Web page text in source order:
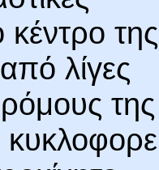
κέντρο της
λίγες
της